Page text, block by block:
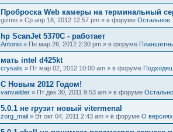
Проброска Web камеры на терминальный
gizmo » Ср апр 18, 2012 12:57 pm » в форуме Остальное
hp ScanJet 5370С - работает
Antonio » Пн мар 26, 2012 2:30 pm » в форуме
мать intel d425kt
crysalis » Пт мар 02, 2012 10:00 am » в форуме
С Новым 2012 Годом!
vanvailder » Пт дек 30, 2011 9:53 am » в форуме
5.0.1 не грузит новый vitermenal
zorg_mail » Вт окт 04, 2011 2:43 am » в форуме О